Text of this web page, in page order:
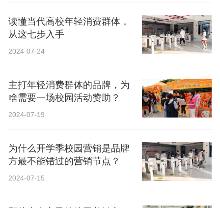
读懂当代高校年轻消费群体，
从这七步入手
2024-07-24
主打年轻消费群体的品牌，为
啥需要一场校园活动赞助？
2024-07-19
为什么开学季校园营销是品牌
方最不能错过的营销节点？
2024-07-15